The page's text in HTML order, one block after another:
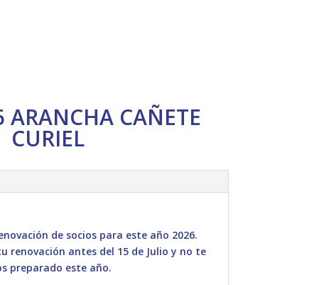
CAÑETE
CURIEL
de socios para este año 2026.
renovación antes del 15 de Julio y no te
preparado este año.